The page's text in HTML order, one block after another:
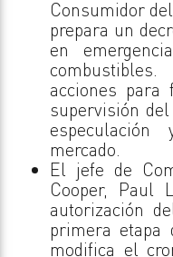
Consumidor
prepara un
en
acciones para
supervisión
mercado.
El jefe de
Cooper, Paul
autorización
primera etapa
modifica el